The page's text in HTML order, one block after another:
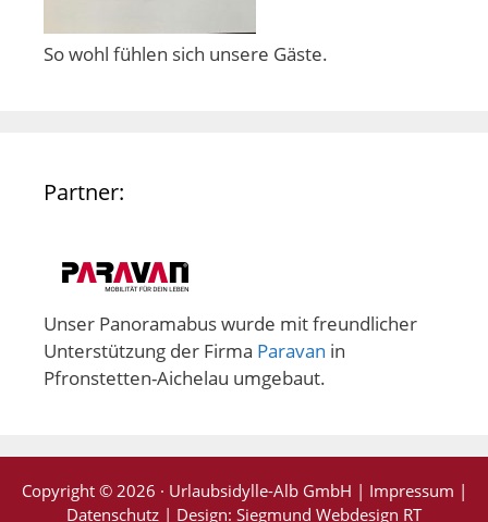
So wohl fühlen sich unsere Gäste.
Partner:
Unser Panoramabus wurde mit freundlicher
Unterstützung der Firma Paravan in
Pfronstetten-Aichelau umgebaut.
Copyright © 2026 · Urlaubsidylle-Alb GmbH | Impressum |
Datenschutz | Design: Siegmund Webdesign RT